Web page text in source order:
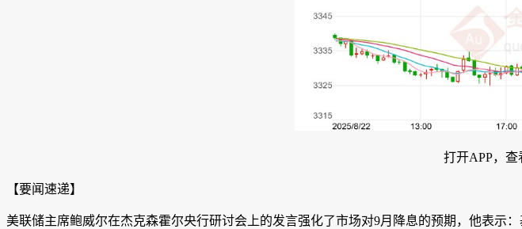
打开APP，
【要闻速递】
美联储主席鲍威尔在杰克森霍尔央行研讨会上的发言强化了市场对9月降息的预期，他表示